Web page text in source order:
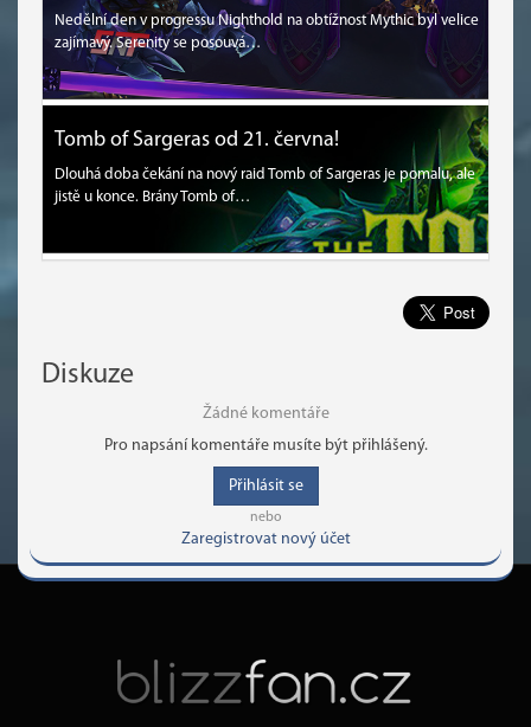
Nedělní den v progressu Nighthold na obtížnost Mythic byl velice
zajímavý. Serenity se posouvá…
Tomb of Sargeras od 21. června!
Dlouhá doba čekání na nový raid Tomb of Sargeras je pomalu, ale
jistě u konce. Brány Tomb of…
Diskuze
Žádné komentáře
Pro napsání komentáře musíte být přihlášený.
Přihlásit se
nebo
Zaregistrovat nový účet